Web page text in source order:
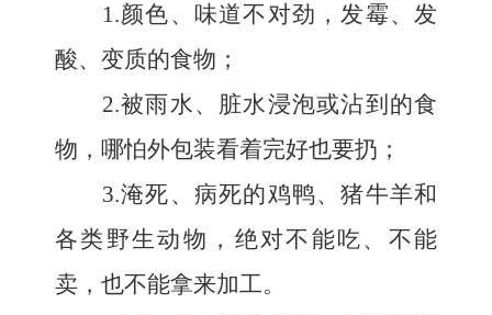
1.颜色、味道不对劲，发霉、发
酸、变质的食物；
2.被雨水、脏水浸泡或沾到的食
物，哪怕外包装看着完好也要扔；
3.淹死、病死的鸡鸭、猪牛羊和
各类野生动物，绝对不能吃、不能
卖，也不能拿来加工。